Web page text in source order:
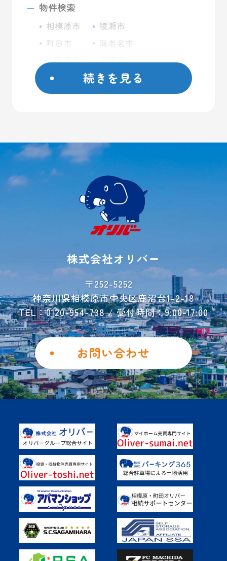
物件検索
相模原市
町田市
八王子市
座間市
日野市
厚木市
綾瀬市
海老名市
川崎市
藤沢市
屋外コンテナ
大型ガレージ
初めての方へ
よくあるご質問
お荷物運搬サービス
お問い合わせ
ご解約フォーム
個人情報保護方針
勧誘方針
Instagram
Facebook
具体的なご活用事例
オーナー様の声
よくあるご質問
続きを見る
株式会社オリバー
〒252-5252
神奈川県相模原市中央区鹿沼台1-2-18
TEL：0120-954-738 / 受付時間：9:00-17:00
お問い合わせ